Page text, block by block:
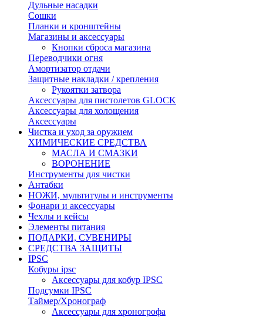
Дульные насадки
Сошки
Планки и кронштейны
Магазины и аксессуары
Кнопки сброса магазина
Переводчики огня
Амортизатор отдачи
Защитные накладки / крепления
Рукоятки затвора
Аксессуары для пистолетов GLOCK
Аксессуары для холощения
Аксессуары
Чистка и уход за оружием
ХИМИЧЕСКИЕ СРЕДСТВА
МАСЛА И СМАЗКИ
ВОРОНЕНИЕ
Инструменты для чистки
Антабки
НОЖИ, мультитулы и инструменты
Фонари и аксессуары
Чехлы и кейсы
Элементы питания
ПОДАРКИ, СУВЕНИРЫ
СРЕДСТВА ЗАЩИТЫ
IPSC
Кобуры ipsc
Аксессуары для кобур IPSC
Подсумки IPSC
Таймер/Хронограф
Аксессуары для хроногрофа